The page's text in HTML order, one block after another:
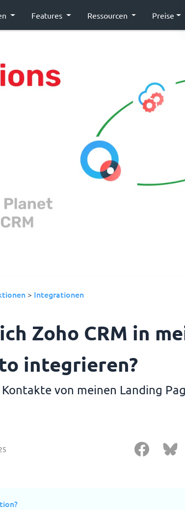
Features Ressourcen Preise
> Integrationen
Zoho CRM in
integrieren?
von meinen Landing